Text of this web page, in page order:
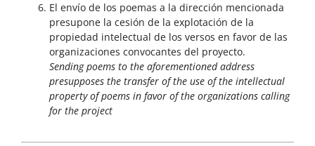
El envío de los poemas a la dirección mencionada
presupone la cesión de la explotación de la
propiedad intelectual de los versos en favor de las
organizaciones convocantes del proyecto.
Sending poems to the aforementioned address
presupposes the transfer of the use of the intellectual
property of poems in favor of the organizations calling
for the project